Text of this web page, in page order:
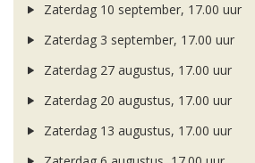
Zaterdag 10 september, 17.00 uur
Zaterdag 3 september, 17.00 uur
Zaterdag 27 augustus, 17.00 uur
Zaterdag 20 augustus, 17.00 uur
Zaterdag 13 augustus, 17.00 uur